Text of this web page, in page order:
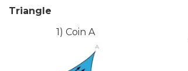
Triangle
1) Coin A